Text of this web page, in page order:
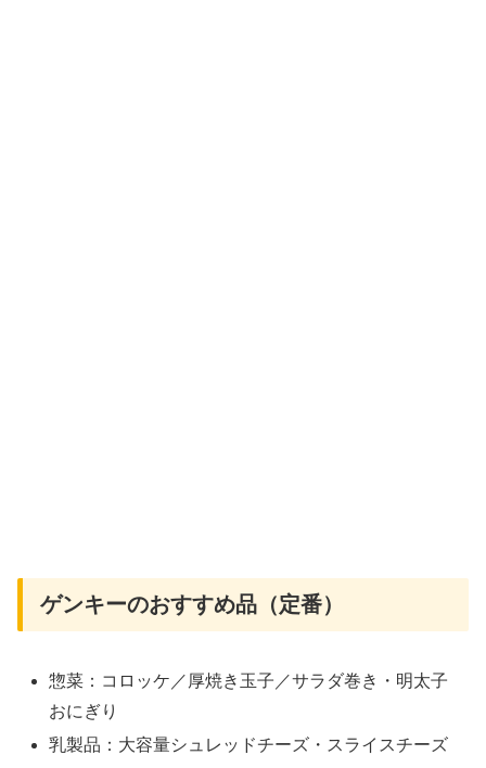
ゲンキーのおすすめ品（定番）
惣菜：コロッケ／厚焼き玉子／サラダ巻き・明太子
おにぎり
乳製品：大容量シュレッドチーズ・スライスチーズ